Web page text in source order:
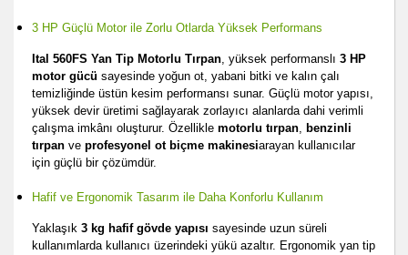
3 HP Güçlü Motor ile Zorlu Otlarda Yüksek Performans
Ital 560FS Yan Tip Motorlu Tırpan, yüksek performanslı 3 HP
motor gücü sayesinde yoğun ot, yabani bitki ve kalın çalı
temizliğinde üstün kesim performansı sunar. Güçlü motor yapısı,
yüksek devir üretimi sağlayarak zorlayıcı alanlarda dahi verimli
çalışma imkânı oluşturur. Özellikle motorlu tırpan, benzinli
tırpan ve profesyonel ot biçme makinesiarayan kullanıcılar
için güçlü bir çözümdür.
Hafif ve Ergonomik Tasarım ile Daha Konforlu Kullanım
Yaklaşık 3 kg hafif gövde yapısı sayesinde uzun süreli
kullanımlarda kullanıcı üzerindeki yükü azaltır. Ergonomik yan tip